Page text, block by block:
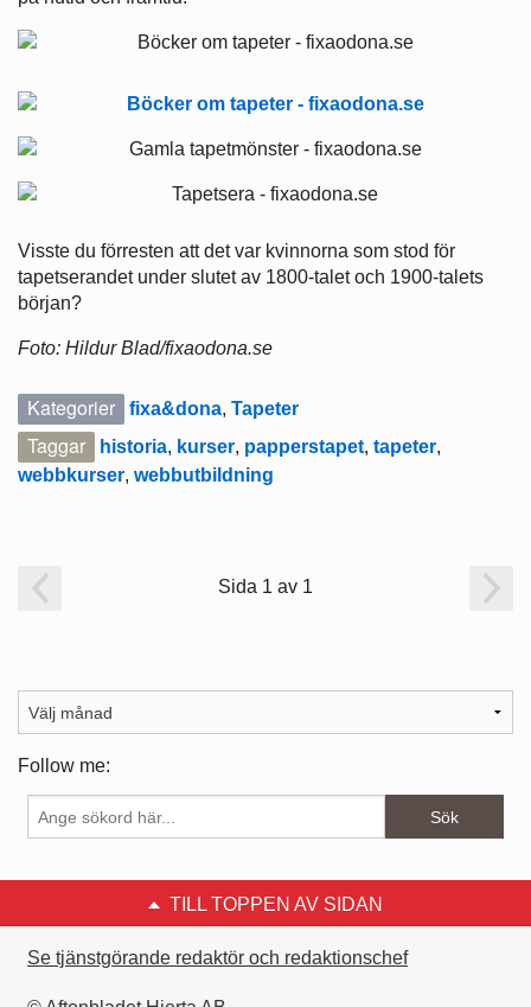
Visste du förresten att det var kvinnorna som stod för
tapetserandet under slutet av 1800-talet och 1900-talets
början?
Foto: Hildur Blad/fixaodona.se
Kategorier fixa&dona, Tapeter
Taggar historia, kurser, papperstapet, tapeter,
webbkurser, webbutbildning
Sida 1 av 1
Follow me:
TILL TOPPEN AV SIDAN
Se tjänstgörande redaktör och redaktionschef